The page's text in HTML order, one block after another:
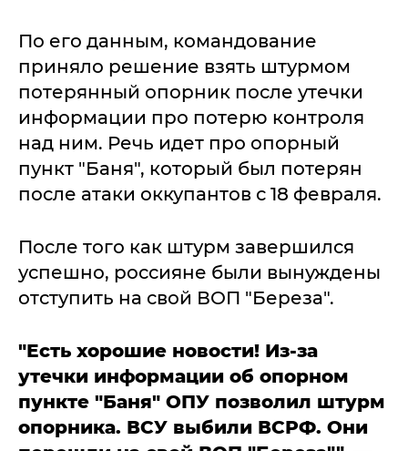
По его данным, командование
приняло решение взять штурмом
потерянный опорник после утечки
информации про потерю контроля
над ним. Речь идет про опорный
пункт "Баня", который был потерян
после атаки оккупантов с 18 февраля.
После того как штурм завершился
успешно, россияне были вынуждены
отступить на свой ВОП "Береза".
"Есть хорошие новости! Из-за
утечки информации об опорном
пункте "Баня" ОПУ позволил штурм
опорника. ВСУ выбили ВСРФ. Они